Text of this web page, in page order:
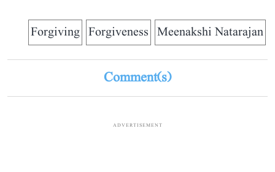
Meenakshi Natarajan
Forgiveness
Forgiving
Comment(s)
ADVERTISEMENT